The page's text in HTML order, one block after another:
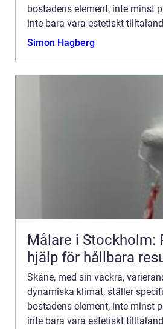
bostadens element, inte minst
inte bara vara estetiskt
hållbara och energieffekti...
Simon Hagberg
Målare i Stockholm:
hjälp för hållbara
Skåne, med sin vackra,
dynamiska klimat, ställer
bostadens element, inte minst
inte bara vara estetiskt